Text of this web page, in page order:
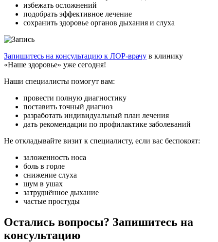
избежать осложнений
подобрать эффективное лечение
сохранить здоровье органов дыхания и слуха
Запишитесь на консультацию к ЛОР-врачу в клинику
«Наше здоровье» уже сегодня!
Наши специалисты помогут вам:
провести полную диагностику
поставить точный диагноз
разработать индивидуальный план лечения
дать рекомендации по профилактике заболеваний
Не откладывайте визит к специалисту, если вас беспокоят:
заложенность носа
боль в горле
снижение слуха
шум в ушах
затруднённое дыхание
частые простуды
Остались вопросы? Запишитесь на
консультацию